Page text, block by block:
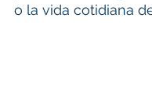
o la vida cotidiana